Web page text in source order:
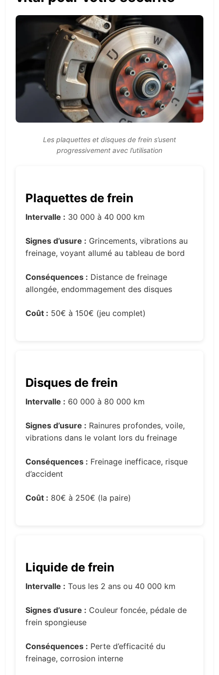
Les plaquettes et disques de frein s’usent
progressivement avec l’utilisation
Plaquettes de frein
Intervalle : 30 000 à 40 000 km
Signes d’usure : Grincements, vibrations au
freinage, voyant allumé au tableau de bord
Conséquences : Distance de freinage
allongée, endommagement des disques
Coût : 50€ à 150€ (jeu complet)
Disques de frein
Intervalle : 60 000 à 80 000 km
Signes d’usure : Rainures profondes, voile,
vibrations dans le volant lors du freinage
Conséquences : Freinage inefficace, risque
d’accident
Coût : 80€ à 250€ (la paire)
Liquide de frein
Intervalle : Tous les 2 ans ou 40 000 km
Signes d’usure : Couleur foncée, pédale de
frein spongieuse
Conséquences : Perte d’efficacité du
freinage, corrosion interne